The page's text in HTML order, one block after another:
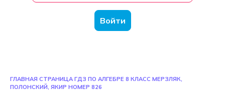
Войти
ГЛАВНАЯ СТРАНИЦА ГДЗ ПО АЛГЕБРЕ 8 КЛАСС МЕРЗЛЯК,
ПОЛОНСКИЙ, ЯКИР НОМЕР 826